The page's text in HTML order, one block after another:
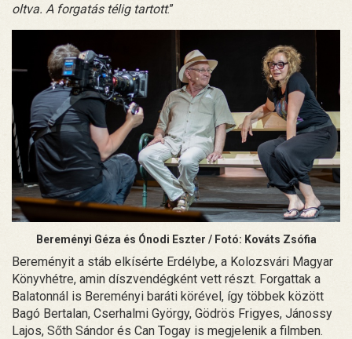
oltva. A forgatás télig tartott.”
Bereményi Géza és Ónodi Eszter / Fotó: Kováts Zsófia
Bereményit a stáb elkísérte Erdélybe, a Kolozsvári Magyar
Könyvhétre, amin díszvendégként vett részt. Forgattak a
Balatonnál is Bereményi baráti körével, így többek között
Bagó Bertalan, Cserhalmi György, Gödrös Frigyes, Jánossy
Lajos, Sőth Sándor és Can Togay is megjelenik a filmben.